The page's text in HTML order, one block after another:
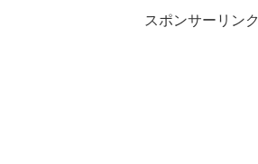
スポンサーリンク